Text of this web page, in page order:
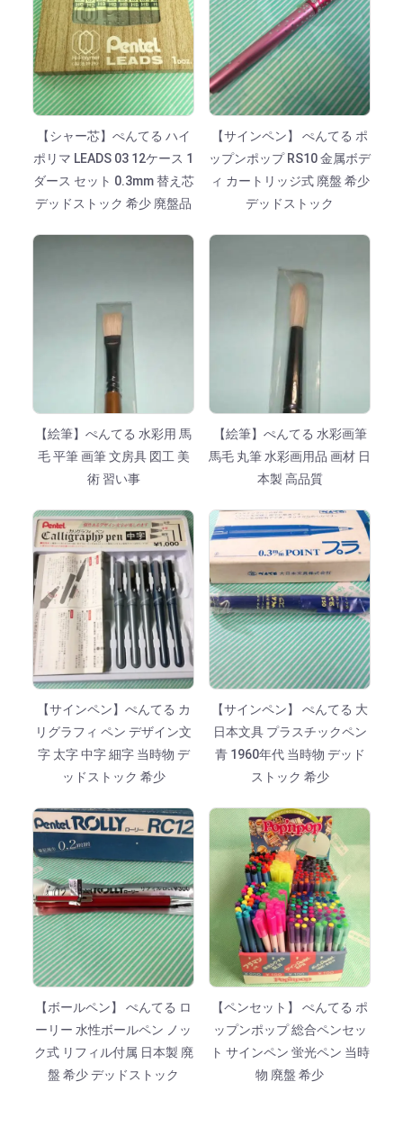
【シャー芯】ぺんてる ハイ
ポリマ LEADS 03 12ケース 1
ダース セット 0.3mm 替え芯
デッドストック 希少 廃盤品
【サインペン】 ぺんてる ポ
ップンポップ RS10 金属ボデ
ィ カートリッジ式 廃盤 希少
デッドストック
【絵筆】ぺんてる 水彩用 馬
毛 平筆 画筆 文房具 図工 美
術 習い事
【絵筆】ぺんてる 水彩画筆
馬毛 丸筆 水彩画用品 画材 日
本製 高品質
【サインペン】ぺんてる カ
リグラフィ ペン デザイン文
字 太字 中字 細字 当時物 デ
ッドストック 希少
【サインペン】 ぺんてる 大
日本文具 プラスチックペン
青 1960年代 当時物 デッド
ストック 希少
【ボールペン】 ぺんてる ロ
ーリー 水性ボールペン ノッ
ク式 リフィル付属 日本製 廃
盤 希少 デッドストック
【ペンセット】 ぺんてる ポ
ップンポップ 総合ペンセッ
ト サインペン 蛍光ペン 当時
物 廃盤 希少